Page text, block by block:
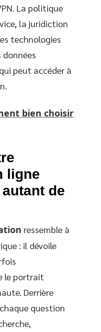
La politique
la juridiction
technologies
peut accéder à
bien choisir
ligne
de
ressemble à
: il dévoile
le portrait
Derrière
question